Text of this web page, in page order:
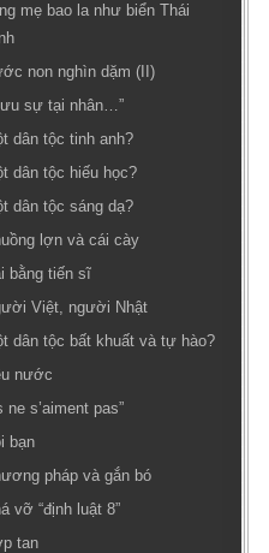
mẹ bao la như biển Thái
non nghìn dặm (II)
sự tại nhân…”
dân tộc tinh anh?
dân tộc hiếu học?
dân tộc sáng dạ?
lợn và cái cày
bằng tiến sĩ
Việt, người Nhật
dân tộc bất khuất và tự hào?
nước
ne s’aiment pas”
bạn
pháp và gắn bó
vỡ “định luật 8”
tan